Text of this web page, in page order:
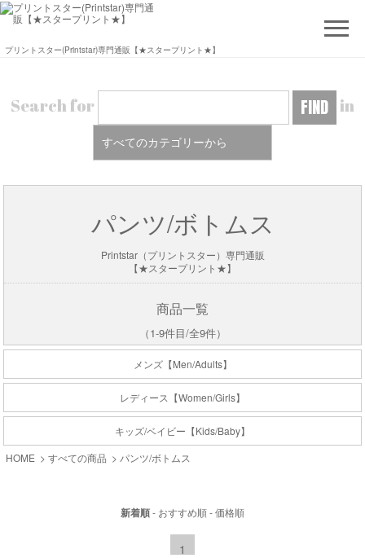
プリントスター(Printstar)専門通販【★スタープリント★】
Search for in
パンツ/ボトムス
Printstar（プリントスター）専門通販
【★スタープリント★】
商品一覧
（1-9件目/全9件）
メンズ【Men/Adults】
レディース【Women/Girls】
キッズ/ベイビー【Kids/Baby】
HOME > すべての商品 > パンツ/ボトムス
新着順- おすすめ順-価格順
1